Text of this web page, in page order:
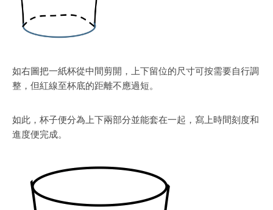
如右圖把一紙杯從中間剪開，上下留位的尺寸可按需要自行調
整，但紅線至杯底的距離不應過短。
如此，杯子便分為上下兩部分並能套在一起，寫上時間刻度和
進度便完成。